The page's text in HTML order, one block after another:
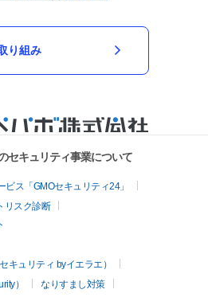
り組み
セキュリティ事業について
ス「GMOセキュリティ24」
リスク診断
キュリティ byイエラエ）
）
なりすまし対策